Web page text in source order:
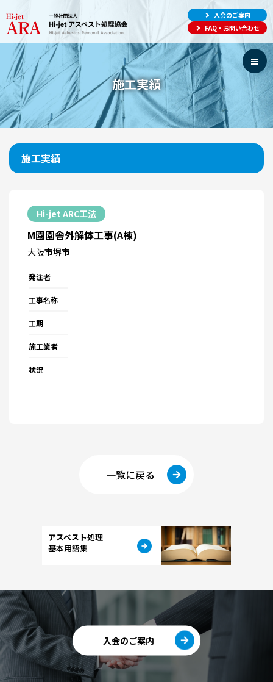
入会のご案内
FAQ・お問い合わせ
施工実績
施工実績
Hi-jet ARC工法
M園園舎外解体工事(A棟)
大阪市堺市
発注者
工事名称
工期
施工業者
状況
一覧に戻る
アスベスト処理
基本用語集
入会のご案内